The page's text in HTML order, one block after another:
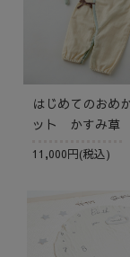
はじめてのおめ
ット かすみ草
11,000円(税込)